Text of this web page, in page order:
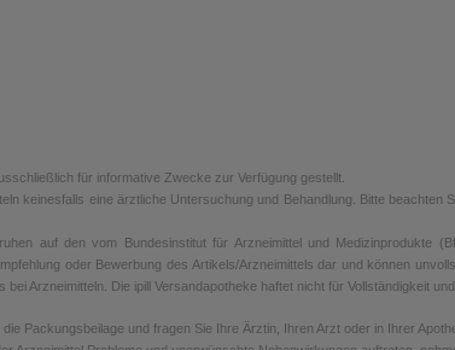
für informative Zwecke zur Verfügung gestellt.
keinesfalls eine ärztliche Untersuchung und Behandlung. Bitte
auf den vom Bundesinstitut für Arzneimittel und Medizinprodukte
oder Bewerbung des Artikels/Arzneimittels dar und können
Arzneimitteln. Die ipill Versandapotheke haftet nicht für Vollständigkeit
Packungsbeilage und fragen Sie Ihre Ärztin, Ihren Arzt oder in Ihrer